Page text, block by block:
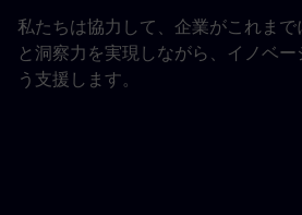
私たちは協力して、企業がこれま
と洞察力を実現しながら、イノベ
う支援します。